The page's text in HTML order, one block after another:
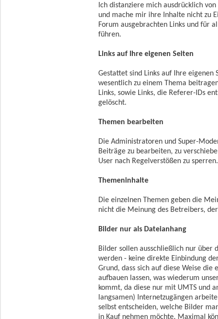
Ich distanziere mich ausdrücklich
und mache mir ihre Inhalte nicht zu
Forum ausgebrachten Links und für
führen.
Links auf Ihre eigenen Seiten
Gestattet sind Links auf Ihre eigenen
wesentlich zu einem Thema
Links, sowie Links, die Referer-IDs
gelöscht.
Themen bearbeiten
Die Administratoren und Super-
Beiträge zu bearbeiten, zu
User nach Regelverstößen zu sperren.
Themeninhalte
Die einzelnen Themen geben die
nicht die Meinung des Betreibers,
Bilder nur als Dateianhang
Bilder sollen ausschließlich nur über
werden - keine direkte Einbindung
Grund, dass sich auf diese Weise
aufbauen lassen, was wiederum
kommt, da diese nur mit UMTS und
langsamen) Internetzugängen
selbst entscheiden, welche Bilder
in Kauf nehmen möchte. Maximal